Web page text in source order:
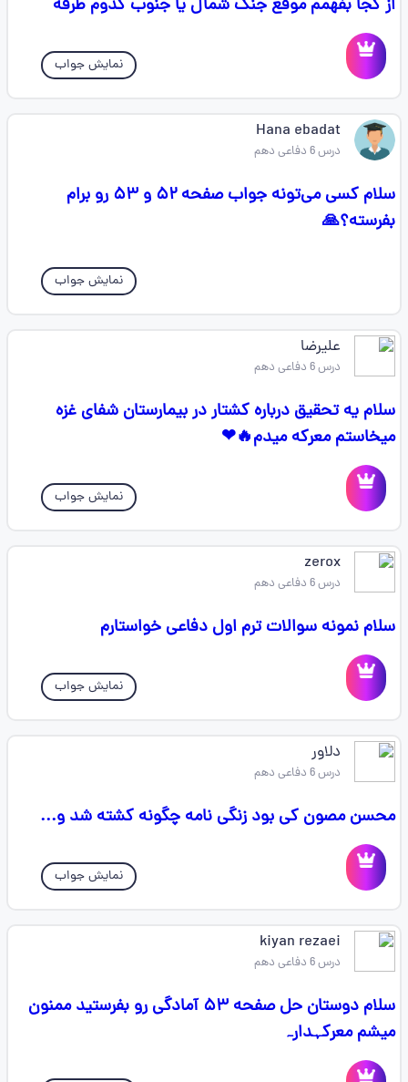
از کجا بفهمم موقع جنگ شمال یا جنوب کدوم طرفه
نمایش جواب
Hana ebadat
درس 6 دفاعی دهم
سلام کسی می‌تونه جواب صفحه ۵۲ و ۵۳ رو برام
بفرسته؟🙏
نمایش جواب
علیرضا ‌ ‌
درس 6 دفاعی دهم
سلام یه تحقیق درباره کشتار در بیمارستان شفای غزه
میخاستم معرکه میدم🔥❤
نمایش جواب
zerox ‌‌
درس 6 دفاعی دهم
سلام نمونه سوالات ترم اول دفاعی خواستارم
نمایش جواب
دلاور
درس 6 دفاعی دهم
محسن مصون کی بود زنگی نامه چگونه کشته شد و...
نمایش جواب
kiyan rezaei
درس 6 دفاعی دهم
سلام دوستان حل صفحه ۵۳ آمادگی رو بفرستید ممنون
میشم معرکہدارہ